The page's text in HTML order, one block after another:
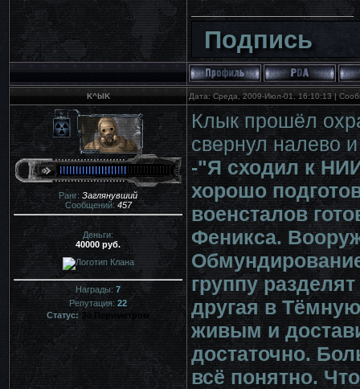
Подпись
K^bIK Дата: Среда, 2009-Июл-01, 16:10:13 |
Ранг: Заглянувший
Сообщений:457
Деньги:
40000 руб.
Награды:7
Репутация:22
Статус:За Периметром
Клык прошёл
свернул налево
-"Я сходил к
хорошо
военсталов
Феникса.
группу
другая в
живым и
достаточно.
всё понятно.